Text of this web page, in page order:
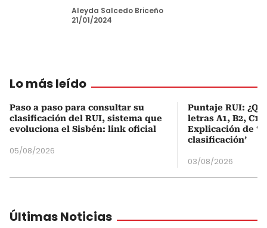
Aleyda Salcedo Briceño
21/01/2024
Lo más leído
Paso a paso para consultar su
clasificación del RUI, sistema que
evoluciona el Sisbén: link oficial
05/08/2026
Puntaje RUI:
letras A1, B2, C1
Explicación de
clasificación’
03/08/2026
Últimas Noticias